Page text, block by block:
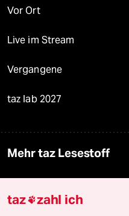
Vor Ort
Live im Stream
Vergangene
taz lab 2027
Mehr taz Lesestoff
taz zahl ich